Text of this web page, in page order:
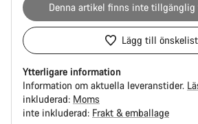
Denna artikel finns inte tillgänglig
Lägg till
Ytterligare information
Information om aktuella leveranstider.
inkluderad: Moms
inte inkluderad: Frakt & emballage